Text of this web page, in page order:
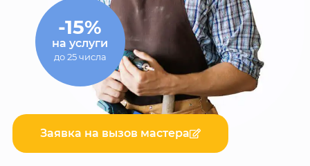
Заявка на вызов мастера
-15%
на услуги
до 25 числа